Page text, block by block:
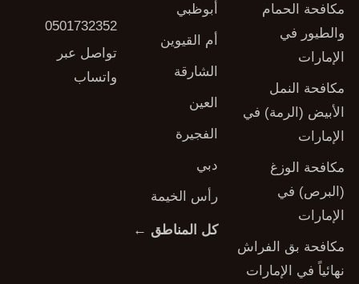
مكافحة الحمام
والطيور في
الإمارات
مكافحة النمل
الأبيض (الرمة) في
الإمارات
مكافحة الوزغ
(البرص) في
الإمارات
مكافحة بق الفراش
نهائياً في الإمارات
أبوظبي
أم القيوين
الشارقة
العين
الفجيرة
دبي
رأس الخيمة
كل المناطق ←
0501732352
تواصل عبر
واتساب